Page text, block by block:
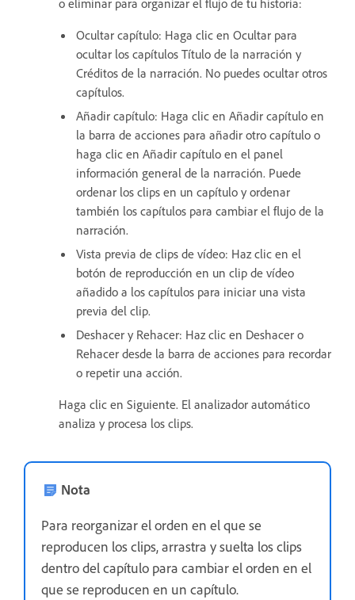
Ocultar capítulo: Haga clic en Ocultar para
ocultar los capítulos Título de la narración y
Créditos de la narración. No puedes ocultar otros
capítulos.
Añadir capítulo: Haga clic en Añadir capítulo en
la barra de acciones para añadir otro capítulo o
haga clic en Añadir capítulo en el panel
información general de la narración. Puede
ordenar los clips en un capítulo y ordenar
también los capítulos para cambiar el flujo de la
narración.
Vista previa de clips de vídeo: Haz clic en el
botón de reproducción en un clip de vídeo
añadido a los capítulos para iniciar una vista
previa del clip.
Deshacer y Rehacer: Haz clic en Deshacer o
Rehacer desde la barra de acciones para recordar
o repetir una acción.
Haga clic en Siguiente. El analizador automático
analiza y procesa los clips.
Nota
Para reorganizar el orden en el que se
reproducen los clips, arrastra y suelta los clips
dentro del capítulo para cambiar el orden en el
que se reproducen en un capítulo.